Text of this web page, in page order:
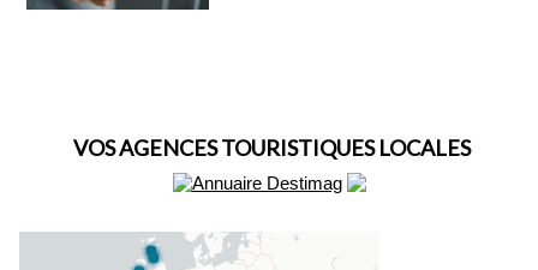
VOS AGENCES TOURISTIQUES LOCALES